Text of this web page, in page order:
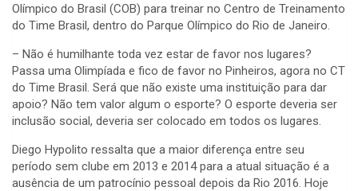
Olímpico do Brasil (COB) para treinar no Centro de Treinamento
do Time Brasil, dentro do Parque Olímpico do Rio de Janeiro.
– Não é humilhante toda vez estar de favor nos lugares?
Passa uma Olimpíada e fico de favor no Pinheiros, agora no CT
do Time Brasil. Será que não existe uma instituição para dar
apoio? Não tem valor algum o esporte? O esporte deveria ser
inclusão social, deveria ser colocado em todos os lugares.
Diego Hypolito ressalta que a maior diferença entre seu
período sem clube em 2013 e 2014 para a atual situação é a
ausência de um patrocínio pessoal depois da Rio 2016. Hoje